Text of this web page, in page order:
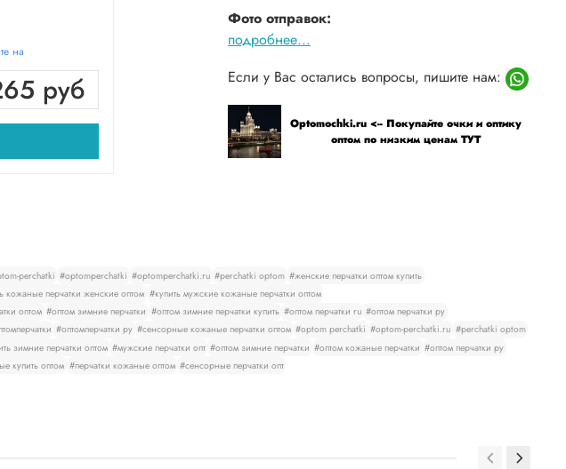
на
руб
Фото отправок:
подробнее...
Если у Вас остались вопросы, пишите нам:
Optomochki.ru <-- Покупайте очки и оптику
оптом по низким ценам ТУТ
perchatki #optomperchatki #optomperchatki.ru #perchatki optom #женские перчатки оптом купить
кожаные перчатки женские оптом #купить мужские кожаные перчатки оптом
оптом #оптом зимние перчатки #оптом зимние перчатки купить #оптом перчатки ru #оптом перчатки ру
#оптомперчатки ру #сенсорные кожаные перчатки оптом #optom perchatki #optom-perchatki.ru #perchatki optom
зимние перчатки оптом #мужские перчатки опт #оптом зимние перчатки #оптом кожаные перчатки #оптом перчатки ру
купить оптом #перчатки кожаные оптом #сенсорные перчатки опт